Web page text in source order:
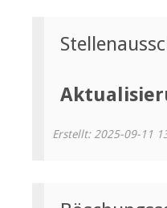
Erstellt: 2025-09-11